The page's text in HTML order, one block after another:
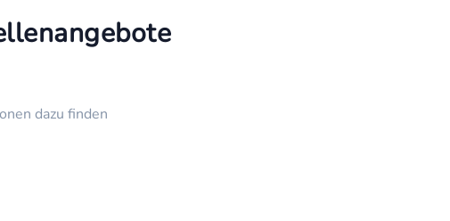
dazu finden